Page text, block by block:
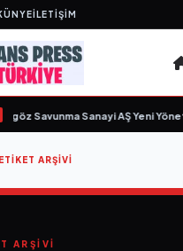
İLETIŞIM
Savunma Sanayi AŞ Yeni
ETIKET ARŞIVI
ARŞİVİ